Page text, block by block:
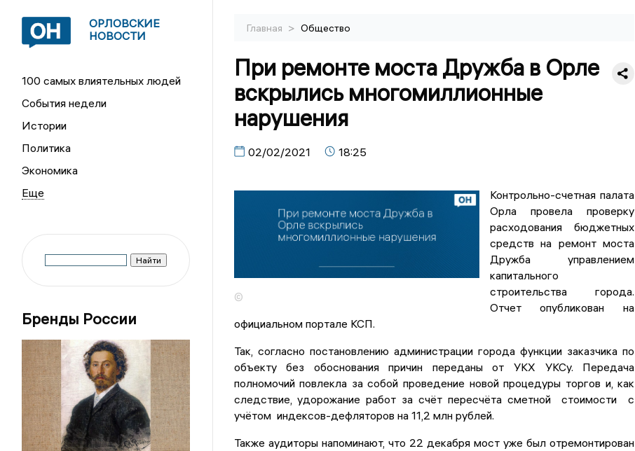
ОРЛОВСКИЕ
НОВОСТИ
100 самых влиятельных людей
События недели
Истории
Политика
Экономика
Бренды России
Главная > Общество
При ремонте моста Дружба в Орле
вскрылись многомиллионные
нарушения
02/02/2021 18:25
©
Контрольно-счетная палата
Орла провела проверку
расходования бюджетных
средств на ремонт моста
Дружба управлением
капитального
строительства города.
Отчет опубликован на
официальном портале КСП.
Так, согласно постановлению администрации города функции заказчика по
объекту без обоснования причин переданы от УКХ УКСу. Передача
полномочий повлекла за собой проведение новой процедуры торгов и, как
следствие, удорожание работ за счёт пересчёта сметной стоимости с
учётом индексов-дефляторов на 11,2 млн рублей.
Также аудиторы напоминают, что 22 декабря мост уже был отремонтирован